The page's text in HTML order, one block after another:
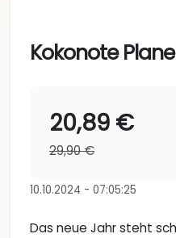
Kokonote
20,89 €
29,90 €
10.10.2024 - 07:05:25
Das neue Jahr steht